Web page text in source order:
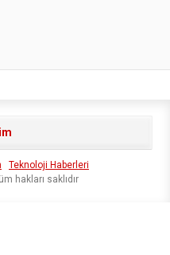
Teknoloji Haberleri
hakları saklıdır